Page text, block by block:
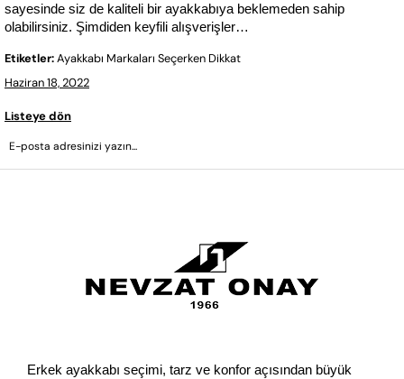
sayesinde siz de kaliteli bir ayakkabıya beklemeden sahip
olabilirsiniz. Şimdiden keyfili alışverişler…
Etiketler:Ayakkabı Markaları Seçerken Dikkat
Haziran 18, 2022
Listeye dön
Erkek ayakkabı seçimi, tarz ve konfor açısından büyük